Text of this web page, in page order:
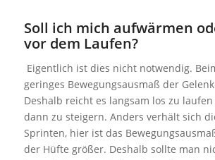
Soll ich mich aufwärmen
vor dem Laufen?
Eigentlich ist dies nicht notwendig.
geringes Bewegungsausmaß der
Deshalb reicht es langsam los zu
dann zu steigern. Anders verhält sich
Sprinten, hier ist das
der Hüfte größer. Deshalb sollte man